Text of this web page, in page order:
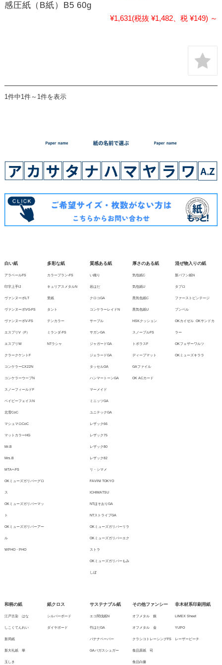
感圧紙（B紙）B5 60g
¥1,631(税抜 ¥1,482、税 ¥149) ～
1件中1件～1件を表示
白い紙
アラベールFS
印字上手IJ
ヴァンヌーボLT
ヴァンヌーボVG-FS
ヴァンヌーボV-FS
エスプリV（F）
エスプリW
クラークケントF
コンケラーCX22N
コンケラーウーブN
スノーフィールドF
ベイビーフェイスN
北雪CoC
マシュマロCoC
マットカラーHG
Mr.B
Mrs.B
MTA+-FS
OKミューズガリバーグロ
ス
OKミューズガリバーマッ
ト
OKミューズガリバーアー
ル
WPHO・PHO
多彩な紙
カラープラン-FS
キュリアスメタルN
里紙
タント
テンカラー
ミランダ-FS
NTラシャ
質感ある紙
い織り
岩はだ
クロコGA
コンケラーレイドN
サーブル
サガンGA
ジャガードGA
ジェラードGA
タッセルGA
ハンマートーンGA
マーメイド
ミニッツGA
ユニテックGA
レザック66
レザック75
レザック80
レザック82
リ・シマメ
FAVINI TOKYO
ICHIMATSU
NTほそおりGA
NTストライプGA
OKミューズガリバーリラ
OKミューズガリバーエク
ストラ
OKミューズガリバーもみ
しぼ
厚さのある紙
気包紙C
気包紙U
黒気包紙C
黒気包紙U
HSKクッション
スノーブルFS
トポラスF
ディープマット
GAファイル
OK ACカード
混ぜ物入りの紙
新バフン紙N
タブロ
ファーストビンテージ
ブンペル
OKカイゼル OKサンドカ
ラー
OKフェザーワルツ
OKミューズキララ
和柄の紙
江戸古染 はな
しこくてんれい
新局紙
新大礼紙 華
玉しき
紙クロス
シルバーボード
ダイヤボード
サステナブル紙
エコ間伐紙N
竹はだGA
バナナペーパー
GAバガスシュガー
その他ファンシー
オフメタル 銀
オフメタル 金
クラシコトレーシングFS
食品原紙 司
食品白藤
非木材系印刷用紙
LIMEX Sheet
YUPO
レーザーピーチ